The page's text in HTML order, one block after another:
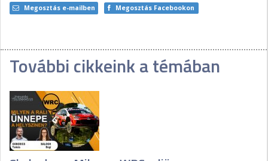
Megosztás e-mailben Megosztás Facebookon
További cikkeink a témában